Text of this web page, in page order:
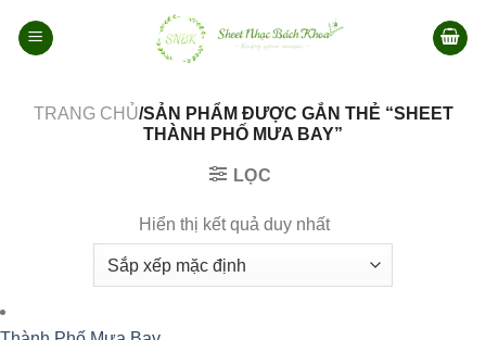
qua
TRANG CHỦ/SẢN PHẨM ĐƯỢC GẮN THẺ “SHEET
THÀNH PHỐ MƯA BAY”
LỌC
Hiển thị kết quả duy nhất